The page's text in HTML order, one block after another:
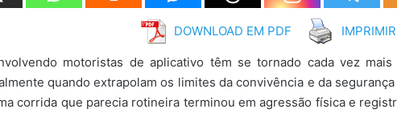
DOWNLOAD EM PDF
motoristas de aplicativo têm se tornado cada vez mais
quando extrapolam os limites da convivência e da
corrida que parecia rotineira terminou em agressão física e